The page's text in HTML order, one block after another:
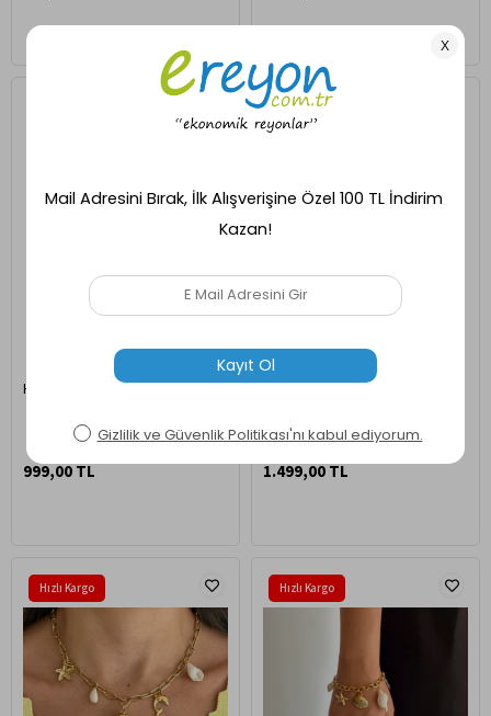
Hipnotico "Joyful" Şort
999,00 TL
Hipnotico "Soleil" Kimono
1.499,00 TL
Ücretsiz Kargo
Hızlı Kargo Hızlı Kargo